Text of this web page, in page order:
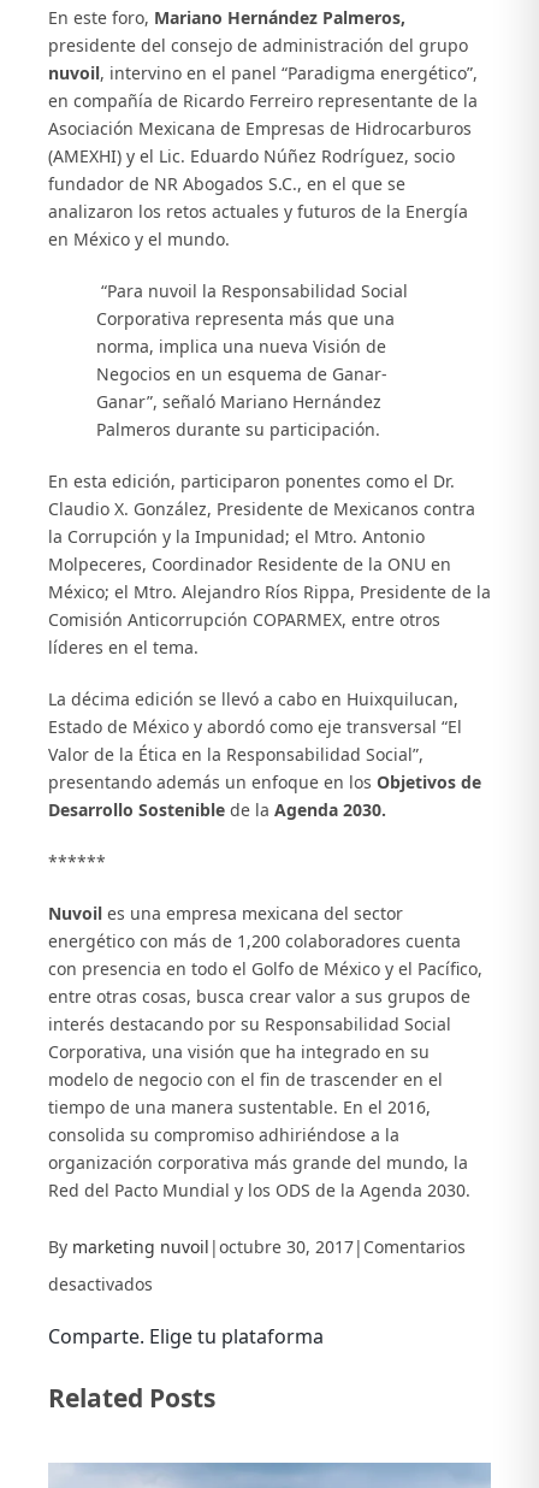
En este foro, Mariano Hernández Palmeros,
presidente del consejo de administración del grupo
nuvoil, intervino en el panel “Paradigma energético”,
en compañía de Ricardo Ferreiro representante de la
Asociación Mexicana de Empresas de Hidrocarburos
(AMEXHI) y el Lic. Eduardo Núñez Rodríguez, socio
fundador de NR Abogados S.C., en el que se
analizaron los retos actuales y futuros de la Energía
en México y el mundo.
“Para nuvoil la Responsabilidad Social
Corporativa representa más que una
norma, implica una nueva Visión de
Negocios en un esquema de Ganar-
Ganar”, señaló Mariano Hernández
Palmeros durante su participación.
En esta edición, participaron ponentes como el Dr.
Claudio X. González, Presidente de Mexicanos contra
la Corrupción y la Impunidad; el Mtro. Antonio
Molpeceres, Coordinador Residente de la ONU en
México; el Mtro. Alejandro Ríos Rippa, Presidente de la
Comisión Anticorrupción COPARMEX, entre otros
líderes en el tema.
La décima edición se llevó a cabo en Huixquilucan,
Estado de México y abordó como eje transversal “El
Valor de la Ética en la Responsabilidad Social”,
presentando además un enfoque en los Objetivos de
Desarrollo Sostenible de la Agenda 2030.
******
Nuvoil es una empresa mexicana del sector
energético con más de 1,200 colaboradores cuenta
con presencia en todo el Golfo de México y el Pacífico,
entre otras cosas, busca crear valor a sus grupos de
interés destacando por su Responsabilidad Social
Corporativa, una visión que ha integrado en su
modelo de negocio con el fin de trascender en el
tiempo de una manera sustentable. En el 2016,
consolida su compromiso adhiriéndose a la
organización corporativa más grande del mundo, la
Red del Pacto Mundial y los ODS de la Agenda 2030.
By marketing nuvoil |octubre 30, 2017| Comentarios
desactivados
en
Internacional
Comparte. Elige tu plataforma
Related Posts